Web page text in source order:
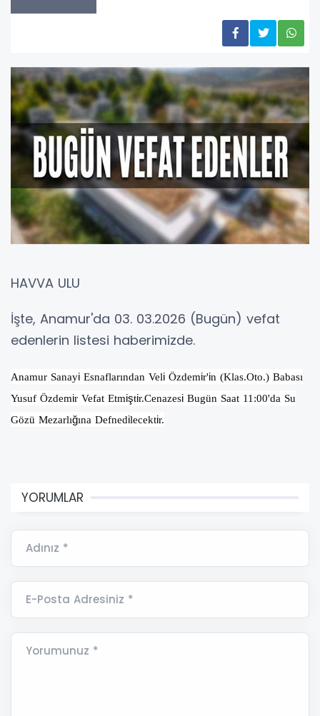
HAVVA ULU
İşte, Anamur'da 03. 03.2026 (Bugün) vefat
edenlerin listesi haberimizde.
Anamur Sanayi Esnaflarından Veli Özdemir'in (Klas.Oto.) Babası
Yusuf Özdemir Vefat Etmiştir.Cenazesi Bugün Saat 11:00'da Su
Gözü Mezarlığına Defnedilecektir.
YORUMLAR
Adınız *
E-Posta Adresiniz *
Yorumunuz *